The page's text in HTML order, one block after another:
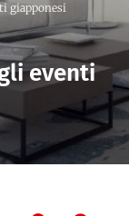
giapponesi
eventi